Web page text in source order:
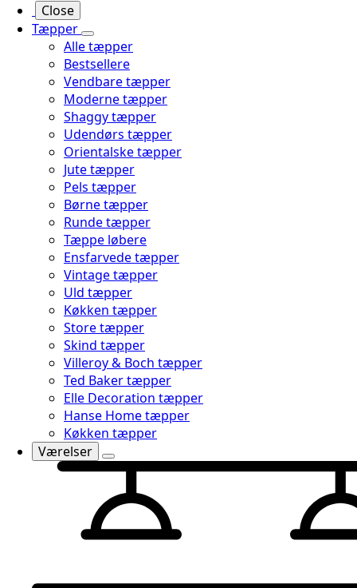
Close
Tæpper
Alle tæpper
Bestsellere
Vendbare tæpper
Moderne tæpper
Shaggy tæpper
Udendørs tæpper
Orientalske tæpper
Jute tæpper
Pels tæpper
Børne tæpper
Runde tæpper
Tæppe løbere
Ensfarvede tæpper
Vintage tæpper
Uld tæpper
Køkken tæpper
Store tæpper
Skind tæpper
Villeroy & Boch tæpper
Ted Baker tæpper
Elle Decoration tæpper
Hanse Home tæpper
Køkken tæpper
Værelser